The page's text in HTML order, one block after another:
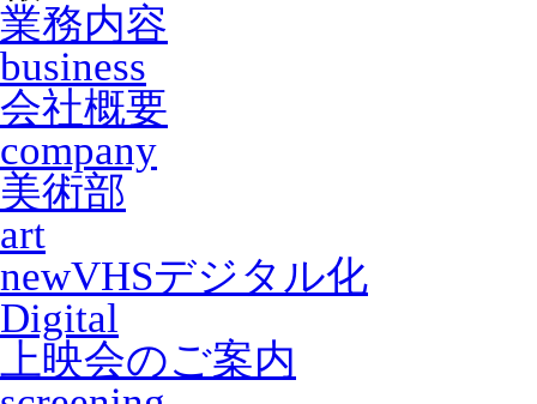
業務内容
business
会社概要
company
美術部
art
newVHSデジタル化
Digital
上映会のご案内